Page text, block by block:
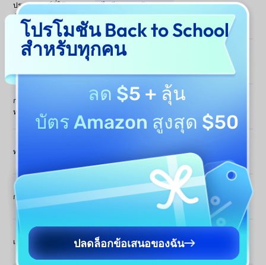
ประสบการณ์ที่ให้ความ
สำคัญกับความเป็นส่วน
ไม่มีการขายข้อมูล
และไม่มีการติดตาม
แอบแฝง
ให้บริการ
การจัดการเอกสารทาง
การแปลรูปภาพและภาพ
หน้าจอ
, พร้อม OCR ใน
ทดลองใช้ฟรี
ใช้
การประมวลผลเป็นชุด
, หลายไฟล์พร้อม
มักรองรับทีละไฟล์
เอนจิน AI
ChatGPT-5 &
Deepseek R1
ChatGPT-4o/4.1
โปรโมชัน Back to School
สำหรับทุกคน
ลด $5 + ลุ้น
บัตร Amazon สูงสุด $50
ปลดล็อกข้อเสนอของฉัน